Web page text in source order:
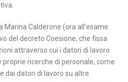
Marina Calderone (ora all’esame
del decreto Coesione, che fissa
attraverso cui i datori di lavoro
proprie ricerche di personale, come
dai datori di lavoro su altre